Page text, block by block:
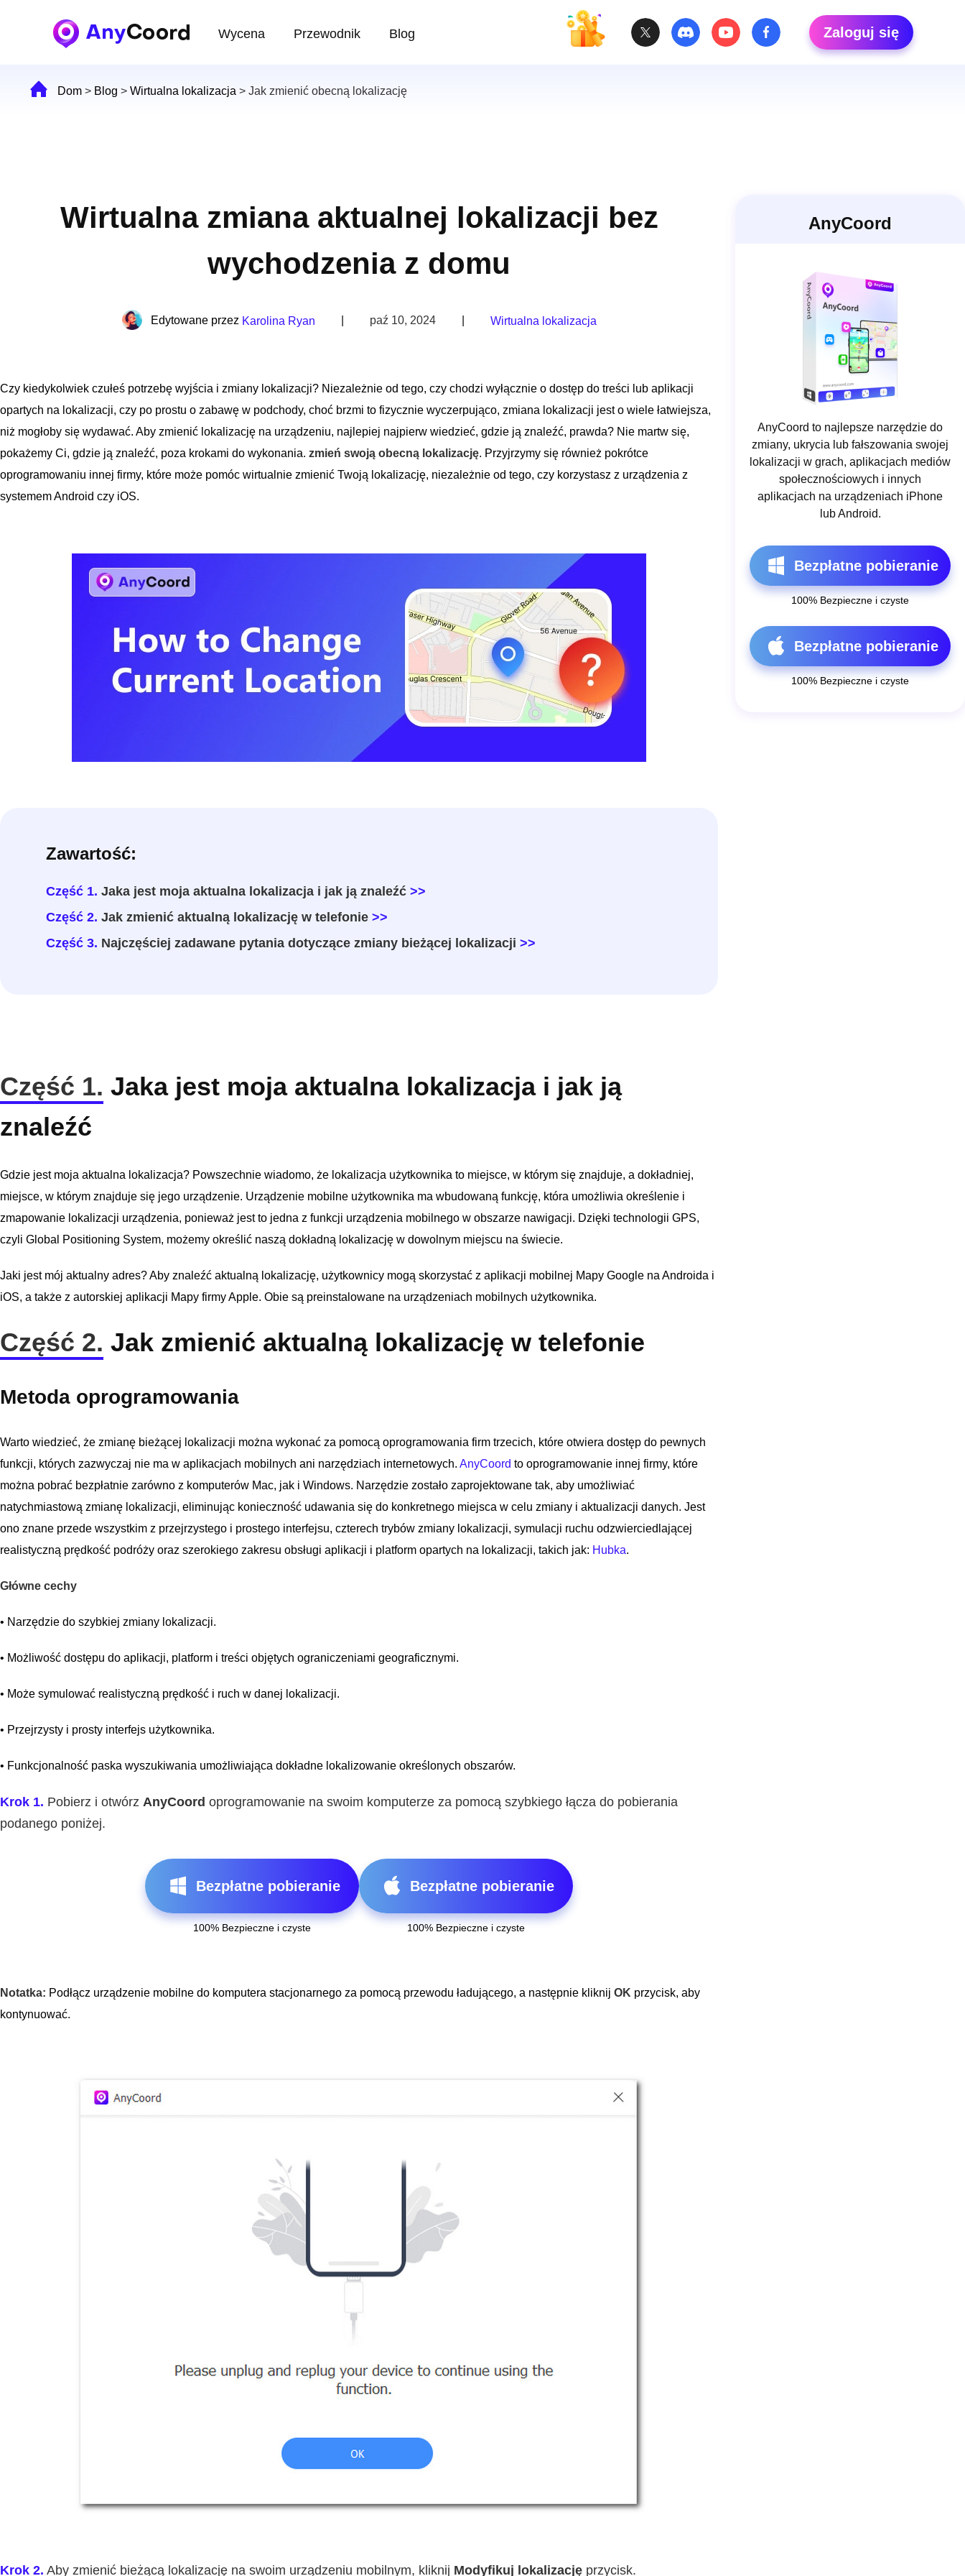
Wycena Przewodnik Blog Zaloguj się
Dom > Blog > Wirtualna lokalizacja > Jak zmienić obecną lokalizację
Wirtualna zmiana aktualnej lokalizacji bez
wychodzenia z domu
Edytowane przez Karolina Ryan paź 10, 2024 Wirtualna lokalizacja
Czy kiedykolwiek czułeś potrzebę wyjścia i zmiany lokalizacji? Niezależnie od tego, czy chodzi wyłącznie o dostęp do treści lub aplikacji
opartych na lokalizacji, czy po prostu o zabawę w podchody, choć brzmi to fizycznie wyczerpująco, zmiana lokalizacji jest o wiele łatwiejsza,
niż mogłoby się wydawać. Aby zmienić lokalizację na urządzeniu, najlepiej najpierw wiedzieć, gdzie ją znaleźć, prawda? Nie martw się,
pokażemy Ci, gdzie ją znaleźć, poza krokami do wykonania. zmień swoją obecną lokalizację. Przyjrzymy się również pokrótce
oprogramowaniu innej firmy, które może pomóc wirtualnie zmienić Twoją lokalizację, niezależnie od tego, czy korzystasz z urządzenia z
systemem Android czy iOS.
Zawartość:
Część 1. Jaka jest moja aktualna lokalizacja i jak ją znaleźć >>
Część 2. Jak zmienić aktualną lokalizację w telefonie >>
Część 3. Najczęściej zadawane pytania dotyczące zmiany bieżącej lokalizacji >>
Część 1. Jaka jest moja aktualna lokalizacja i jak ją
znaleźć
Gdzie jest moja aktualna lokalizacja? Powszechnie wiadomo, że lokalizacja użytkownika to miejsce, w którym się znajduje, a dokładniej,
miejsce, w którym znajduje się jego urządzenie. Urządzenie mobilne użytkownika ma wbudowaną funkcję, która umożliwia określenie i
zmapowanie lokalizacji urządzenia, ponieważ jest to jedna z funkcji urządzenia mobilnego w obszarze nawigacji. Dzięki technologii GPS,
czyli Global Positioning System, możemy określić naszą dokładną lokalizację w dowolnym miejscu na świecie.
Jaki jest mój aktualny adres? Aby znaleźć aktualną lokalizację, użytkownicy mogą skorzystać z aplikacji mobilnej Mapy Google na Androida i
iOS, a także z autorskiej aplikacji Mapy firmy Apple. Obie są preinstalowane na urządzeniach mobilnych użytkownika.
Część 2. Jak zmienić aktualną lokalizację w telefonie
Metoda oprogramowania
Warto wiedzieć, że zmianę bieżącej lokalizacji można wykonać za pomocą oprogramowania firm trzecich, które otwiera dostęp do pewnych
funkcji, których zazwyczaj nie ma w aplikacjach mobilnych ani narzędziach internetowych. AnyCoord to oprogramowanie innej firmy, które
można pobrać bezpłatnie zarówno z komputerów Mac, jak i Windows. Narzędzie zostało zaprojektowane tak, aby umożliwiać
natychmiastową zmianę lokalizacji, eliminując konieczność udawania się do konkretnego miejsca w celu zmiany i aktualizacji danych. Jest
ono znane przede wszystkim z przejrzystego i prostego interfejsu, czterech trybów zmiany lokalizacji, symulacji ruchu odzwierciedlającej
realistyczną prędkość podróży oraz szerokiego zakresu obsługi aplikacji i platform opartych na lokalizacji, takich jak: Hubka.
Główne cechy
• Narzędzie do szybkiej zmiany lokalizacji.
• Możliwość dostępu do aplikacji, platform i treści objętych ograniczeniami geograficznymi.
• Może symulować realistyczną prędkość i ruch w danej lokalizacji.
• Przejrzysty i prosty interfejs użytkownika.
• Funkcjonalność paska wyszukiwania umożliwiająca dokładne lokalizowanie określonych obszarów.
Krok 1. Pobierz i otwórz AnyCoord oprogramowanie na swoim komputerze za pomocą szybkiego łącza do pobierania
podanego poniżej.
Bezpłatne pobieranie
100% Bezpieczne i czyste
Bezpłatne pobieranie
100% Bezpieczne i czyste
Notatka: Podłącz urządzenie mobilne do komputera stacjonarnego za pomocą przewodu ładującego, a następnie kliknij OK przycisk, aby
kontynuować.
Krok 2. Aby zmienić bieżącą lokalizację na swoim urządzeniu mobilnym, kliknij Modyfikuj lokalizację przycisk.
AnyCoord
AnyCoord to najlepsze narzędzie do
zmiany, ukrycia lub fałszowania swojej
lokalizacji w grach, aplikacjach mediów
społecznościowych i innych
aplikacjach na urządzeniach iPhone
lub Android.
Bezpłatne pobieranie
100% Bezpieczne i czyste
Bezpłatne pobieranie
100% Bezpieczne i czyste